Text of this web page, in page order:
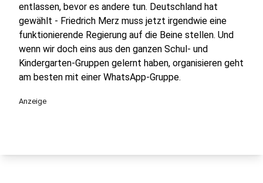
entlassen, bevor es andere tun. Deutschland hat
gewählt - Friedrich Merz muss jetzt irgendwie eine
funktionierende Regierung auf die Beine stellen. Und
wenn wir doch eins aus den ganzen Schul- und
Kindergarten-Gruppen gelernt haben, organisieren geht
am besten mit einer WhatsApp-Gruppe.
Anzeige